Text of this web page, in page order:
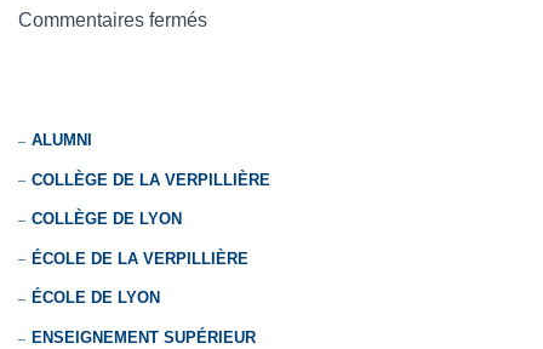
Commentaires fermés
ALUMNI
COLLÈGE DE LA VERPILLIÈRE
COLLÈGE DE LYON
ÉCOLE DE LA VERPILLIÈRE
ÉCOLE DE LYON
ENSEIGNEMENT SUPÉRIEUR